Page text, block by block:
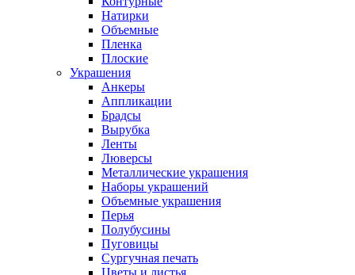
Натирки
Объемные
Пленка
Плоские
Украшения
Анкеры
Аппликации
Брадсы
Вырубка
Ленты
Люверсы
Металлические украшения
Наборы украшений
Объемные украшения
Перья
Полубусины
Пуговицы
Сургучная печать
Цветы и листья